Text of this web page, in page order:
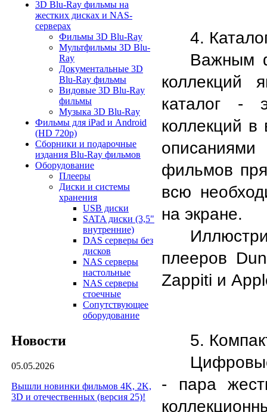
3D Blu-Ray фильмы на
жестких дисках и NAS-
серверах
Фильмы 3D Blu-Ray
Мультфильмы 3D Blu-
Ray
Документальные 3D
Blu-Ray фильмы
Видовые 3D Blu-Ray
фильмы
Музыка 3D Blu-Ray
Фильмы для iPad и Android
(HD 720p)
Сборники и подарочные
издания Blu-Ray фильмов
Оборудование
Плееры
Диски и системы
хранения
USB диски
SATA диски (3,5"
внутренние)
DAS серверы без
дисков
NAS серверы
настольные
NAS серверы
стоечные
Сопутствующее
оборудование
Новости
05.05.2026
Вышли новинки фильмов 4K, 2K,
3D и отечественных (версия 25)!
4.
Важным
коллекций
каталог -
коллекций в
фильмов
всю
на экране.
плееров
Zappiti и
5.
- пара